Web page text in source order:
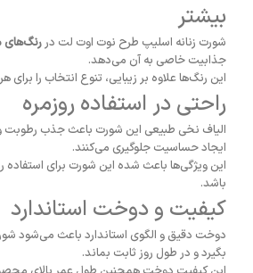
بیشتر
شورت زنانه اسلیپ طرح نوت اوت لت دررنگ‌های
جذابیت خاصی به آن می‌دهد.
این رنگ‌ها علاوه بر زیبایی، تنوع انتخاب را برای
راحتی در استفاده روزمره
الیاف نخی طبیعی این شورت باعث جذب رطوبت
ایجاد حساسیت جلوگیری می‌کنند.
این ویژگی‌ها باعث شده این شورت برای استفاده
باشد.
کیفیت و دوخت استاندارد
دوخت دقیق و الگوی استاندارد باعث می‌شود
بگیرد و در طول روز ثابت بماند.